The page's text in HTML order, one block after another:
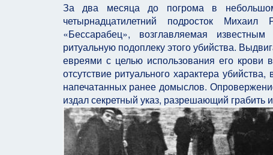
За два месяца до погрома в
четырнадцатилетний подросток
«Бессарабец», возглавляемая
ритуальную подоплеку этого убийства.
евреями с целью использования его крови
отсутствие ритуального характера
напечатанных ранее домыслов.
издал секретный указ, разрешающий грабить